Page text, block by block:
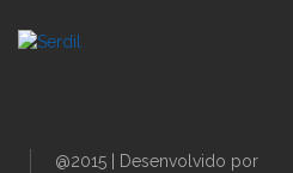
@2015 | Desenvolvido por